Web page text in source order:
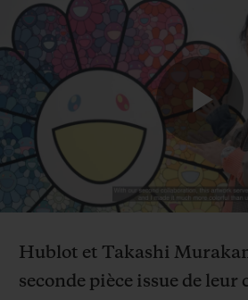
Hublot et Takashi
seconde pièce issue de
HUBLOTISTA ET EXTENSION DE
DÉLAI DE LIVRAISON
LIVRAISON ET RETOURS GRATUITS
PAIEMENT SÉCURISÉ